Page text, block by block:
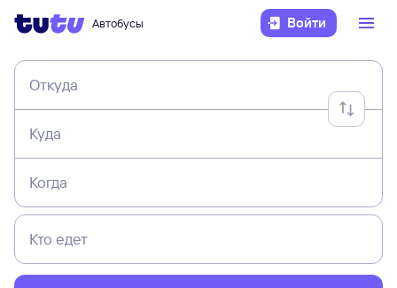
Автобусы Войти
Откуда
Куда
Когда
Кто едет